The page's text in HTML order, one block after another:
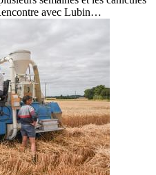
avec Lubin…